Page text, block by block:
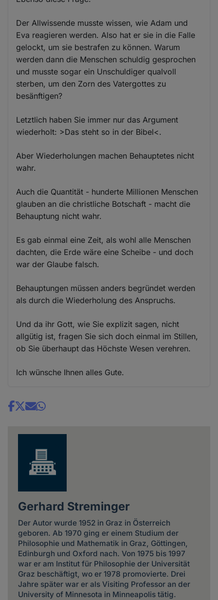
Der Allwissende musste wissen, wie Adam und
Eva reagieren werden. Also hat er sie in die Falle
gelockt, um sie bestrafen zu können. Warum
werden dann die Menschen schuldig gesprochen
und musste sogar ein Unschuldiger qualvoll
sterben, um den Zorn des Vatergottes zu
besänftigen?
Letztlich haben Sie immer nur das Argument
wiederholt: >Das steht so in der Bibel<.
Aber Wiederholungen machen Behauptetes nicht
wahr.
Auch die Quantität - hunderte Millionen Menschen
glauben an die christliche Botschaft - macht die
Behauptung nicht wahr.
Es gab einmal eine Zeit, als wohl alle Menschen
dachten, die Erde wäre eine Scheibe - und doch
war der Glaube falsch.
Behauptungen müssen anders begründet werden
als durch die Wiederholung des Anspruchs.
Und da ihr Gott, wie Sie explizit sagen, nicht
allgütig ist, fragen Sie sich doch einmal im Stillen,
ob Sie überhaupt das Höchste Wesen verehren.
Ich wünsche Ihnen alles Gute.
Share
Gerhard Streminger
Der Autor wurde 1952 in Graz in Österreich
geboren. Ab 1970 ging er einem Studium der
Philosophie und Mathematik in Graz, Göttingen,
Edinburgh und Oxford nach. Von 1975 bis 1997
war er am Institut für Philosophie der Universität
Graz beschäftigt, wo er 1978 promovierte. Drei
Jahre später war er als Visiting Professor an der
University of Minnesota in Minneapolis tätig.